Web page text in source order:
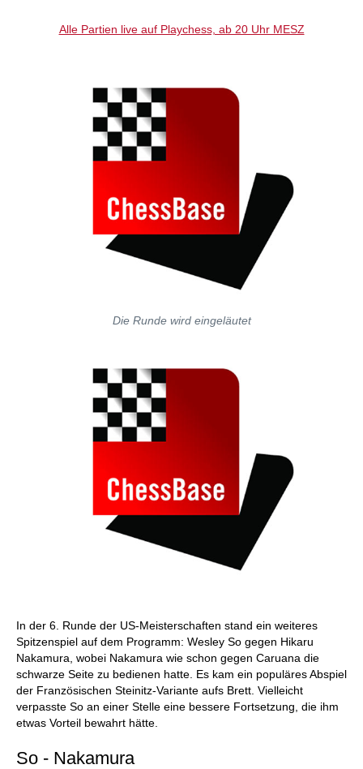
Alle Partien live auf Playchess, ab 20 Uhr MESZ
Die Runde wird eingeläutet
In der 6. Runde der US-Meisterschaften stand ein weiteres
Spitzenspiel auf dem Programm: Wesley So gegen Hikaru
Nakamura, wobei Nakamura wie schon gegen Caruana die
schwarze Seite zu bedienen hatte. Es kam ein populäres Abspiel
der Französischen Steinitz-Variante aufs Brett. Vielleicht
verpasste So an einer Stelle eine bessere Fortsetzung, die ihm
etwas Vorteil bewahrt hätte.
So - Nakamura